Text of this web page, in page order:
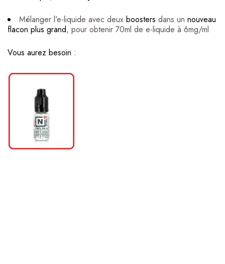
Mélanger l’e-liquide avec deux boosters dans un nouveau
flacon plus grand, pour obtenir 70ml de e-liquide à 6mg/ml
Vous aurez besoin :